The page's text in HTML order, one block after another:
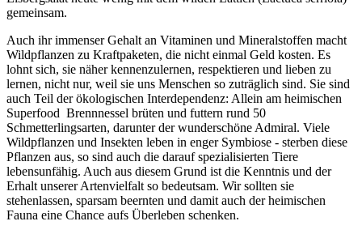
gemeinsam.
Auch ihr immenser Gehalt an Vitaminen und Mineralstoffen macht
Wildpflanzen zu Kraftpaketen, die nicht einmal Geld kosten. Es
lohnt sich, sie näher kennenzulernen, respektieren und lieben zu
lernen, nicht nur, weil sie uns Menschen so zuträglich sind. Sie sind
auch Teil der ökologischen Interdependenz: Allein am heimischen
Superfood Brennnessel brüten und futtern rund 50
Schmetterlingsarten, darunter der wunderschöne Admiral. Viele
Wildpflanzen und Insekten leben in enger Symbiose - sterben diese
Pflanzen aus, so sind auch die darauf spezialisierten Tiere
lebensunfähig. Auch aus diesem Grund ist die Kenntnis und der
Erhalt unserer Artenvielfalt so bedeutsam. Wir sollten sie
stehenlassen, sparsam beernten und damit auch der heimischen
Fauna eine Chance aufs Überleben schenken.